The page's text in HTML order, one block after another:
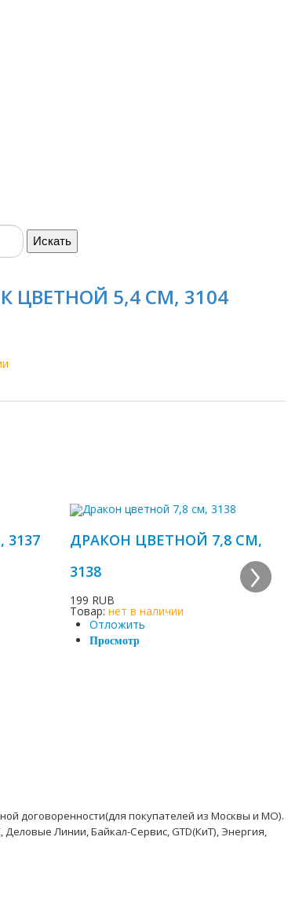
ЦВЕТНОЙ 5,4 СМ, 3104
ДРАКОН ЦВЕТНОЙ 7,8 СМ,
3138
199 RUB
Товар: нет в наличии
Отложить
Просмотр
›
договоренности(для покупателей из Москвы и МО).
Линии, Байкал-Сервис, GTD(КиТ), Энергия,